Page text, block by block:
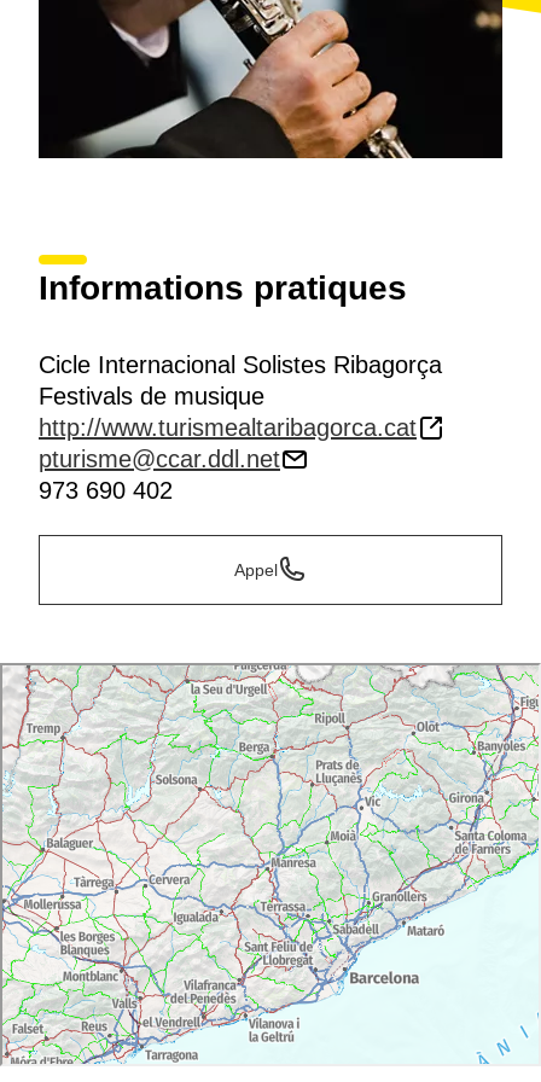
Informations pratiques
Cicle Internacional Solistes Ribagorça
Festivals de musique
http://www.turismealtaribagorca.cat
pturisme@ccar.ddl.net
973 690 402
Appel